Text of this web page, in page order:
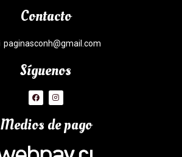
Contacto
paginasconh@gmail.com
Síguenos
Medios de pago